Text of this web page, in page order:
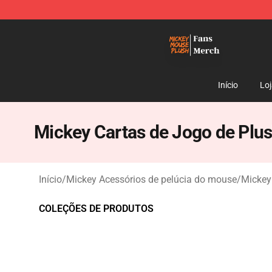
Início
Mickey Cartas de Jogo de
Início/Mickey Acessórios de pelúcia do mouse/
COLEÇÕES DE PRODUTOS